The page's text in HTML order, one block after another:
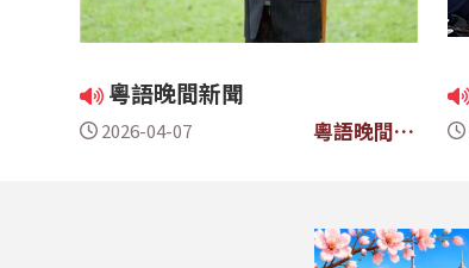
粵語晚間新聞
2026-04-07
粵語晚間新